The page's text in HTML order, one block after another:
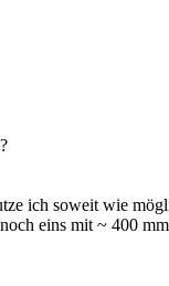
ich soweit wie
eins mit ~ 400